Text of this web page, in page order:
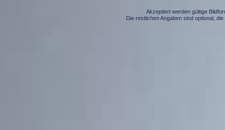
Akzeptiert werden gültige
Die restlichen Angaben sind optional,